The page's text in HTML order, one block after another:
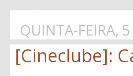
QUINTA-FEIRA,
[Cineclube]: